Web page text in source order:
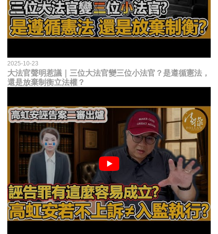
2025-10-23
大法官聲明惹議｜三位大法官變三位小法官？是遵循憲法，
還是放棄制衡立法權？